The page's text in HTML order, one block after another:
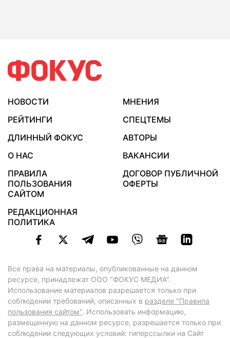
НОВОСТИ
МНЕНИЯ
РЕЙТИНГИ
СПЕЦТЕМЫ
ДЛИННЫЙ ФОКУС
АВТОРЫ
О НАС
ВАКАНСИИ
ПРАВИЛА
ПОЛЬЗОВАНИЯ
САЙТОМ
ДОГОВОР ПУБЛИЧНОЙ
ОФЕРТЫ
РЕДАКЦИОННАЯ
ПОЛИТИКА
Все права на материалы, опубликованные на данном
ресурсе, принадлежат ООО "ФОКУС МЕДИА".
Использование материалов разрешается только при
соблюдении требований, описанных в разделе "Правила
пользования сайтом". Использовать информацию,
размещенную на данном ресурсе, разрешается только при
соблюдении следующих условий: гиперссылки на Сайт